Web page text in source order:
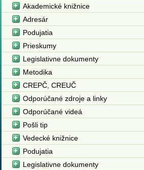
Akademické knižnice
Adresár
Podujatia
Prieskumy
Legislativne dokumenty
Metodika
CREPČ, CREUČ
Odporúčané zdroje a linky
Odporúčané videá
Pošli tip
Vedecké knižnice
Podujatia
Legislativne dokumenty